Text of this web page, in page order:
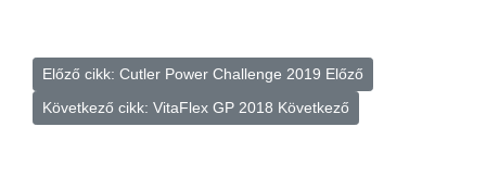
Előző cikk: Cutler Power Challenge 2019 Előző
Következő cikk: VitaFlex GP 2018 Következő